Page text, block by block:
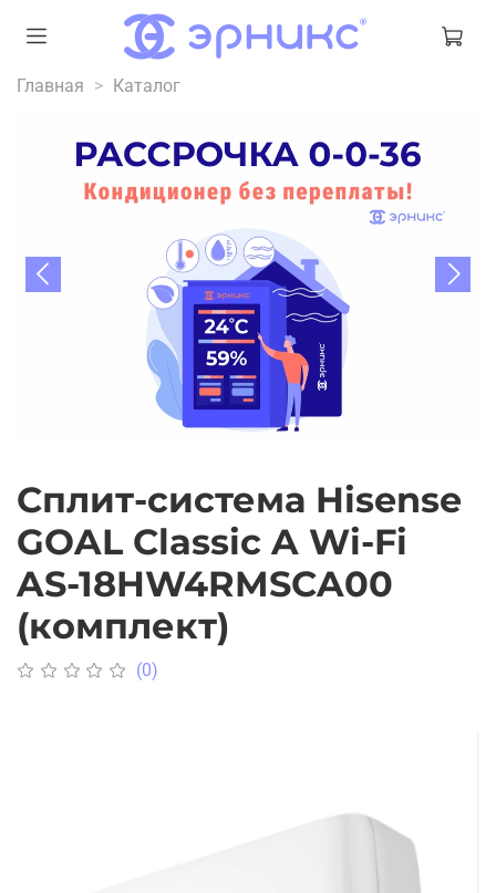
Главная Каталог
Сплит-система Hisense
GOAL Classic A Wi-Fi
AS-18HW4RMSCA00
(комплект)
(0)